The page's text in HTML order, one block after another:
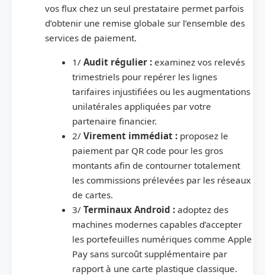
vos flux chez un seul prestataire permet parfois
d’obtenir une remise globale sur l’ensemble des
services de paiement.
1/ Audit régulier :examinez vos relevés
trimestriels pour repérer les lignes
tarifaires injustifiées ou les augmentations
unilatérales appliquées par votre
partenaire financier.
2/ Virement immédiat :proposez le
paiement par QR code pour les gros
montants afin de contourner totalement
les commissions prélevées par les réseaux
de cartes.
3/ Terminaux Android :adoptez des
machines modernes capables d’accepter
les portefeuilles numériques comme Apple
Pay sans surcoût supplémentaire par
rapport à une carte plastique classique.